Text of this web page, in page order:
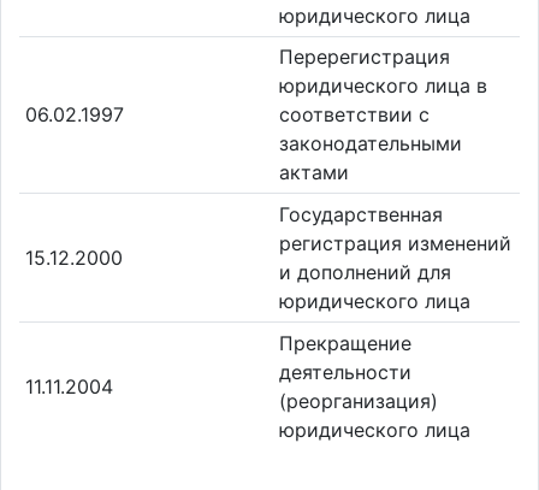
юридического лица
06.02.1997
Перерегистрация
юридического лица в
соответствии с
законодательными
актами
15.12.2000
Государственная
регистрация изменений
и дополнений для
юридического лица
11.11.2004
Прекращение
деятельности
(реорганизация)
юридического лица